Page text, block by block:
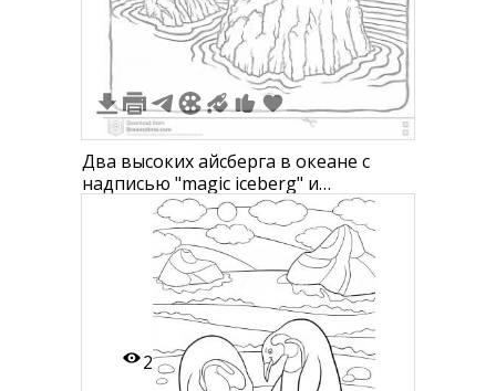
Два высоких айсберга в океане с
надписью "magic iceberg" и
изображением глобуса
2